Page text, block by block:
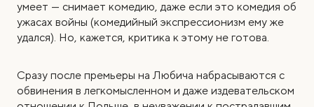
умеет — снимает комедию, даже если это комедия об
ужасах войны (комедийный экспрессионизм ему же
удался). Но, кажется, критика к этому не готова.
Сразу после премьеры на Любича набрасываются с
обвинения в легкомысленном и даже издевательском